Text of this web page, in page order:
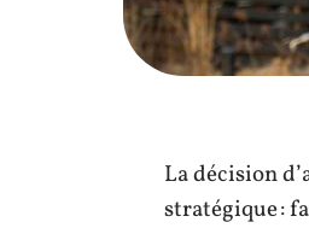
La décision
stratégique :